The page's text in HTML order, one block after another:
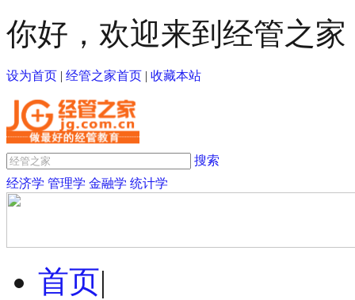
你好，欢迎来到经管之家
设为首页 | 经管之家首页 | 收藏本站
搜索
经济学 管理学 金融学 统计学
首页|